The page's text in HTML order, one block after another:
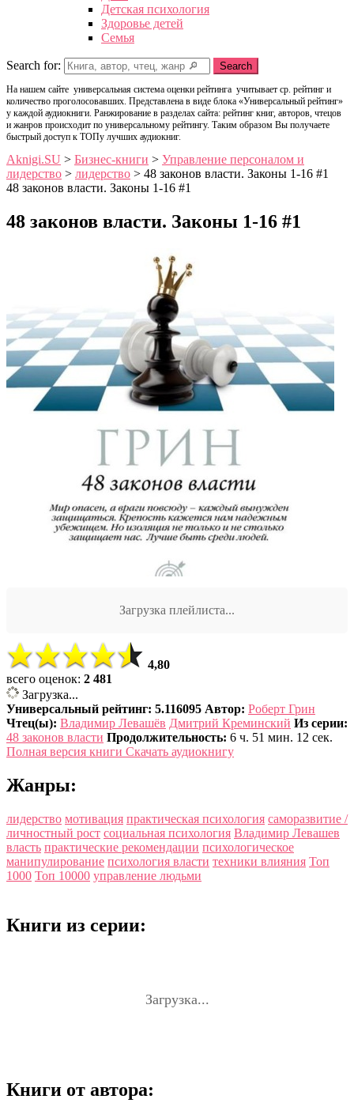
Детская психология
Здоровье детей
Семья
Search for: Search
На нашем сайте универсальная система оценки рейтинга учитывает ср. рейтинг и
количество проголосовавших. Представлена в виде блока «Универсальный рейтинг»
у каждой аудиокниги. Ранжирование в разделах сайта: рейтинг книг, авторов, чтецов
и жанров происходит по универсальному рейтингу. Таким образом Вы получаете
быстрый доступ к ТОПу лучших аудиокниг.
Aknigi.SU > Бизнес-книги > Управление персоналом и
лидерство > лидерство > 48 законов власти. Законы 1-16 #1
48 законов власти. Законы 1-16 #1
48 законов власти. Законы 1-16 #1
Загрузка плейлиста...
4,80
всего оценок: 2 481
Загрузка...
Универсальный рейтинг: 5.116095 Автор: Роберт Грин
Чтец(ы): Владимир Левашёв Дмитрий Креминский Из серии:
48 законов власти Продолжительность: 6 ч. 51 мин. 12 сек.
Полная версия книги Скачать аудиокнигу
Жанры:
лидерство мотивация практическая психология саморазвитие /
личностный рост социальная психология Владимир Левашев
власть практические рекомендации психологическое
манипулирование психология власти техники влияния Топ
1000 Топ 10000 управление людьми
Книги из серии:
Загрузка...
Книги от автора: